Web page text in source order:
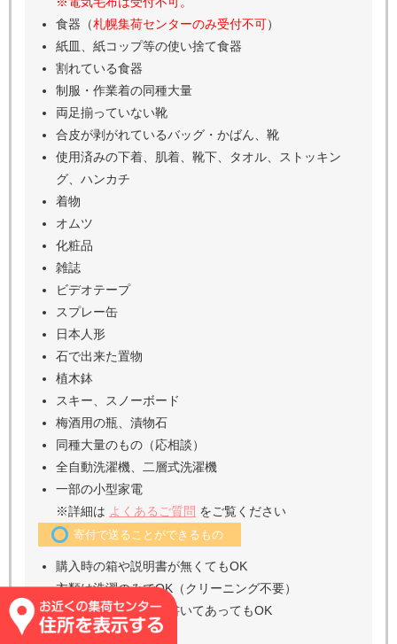
食器（札幌集荷センターのみ受付不可）
紙皿、紙コップ等の使い捨て食器
割れている食器
制服・作業着の同種大量
両足揃っていない靴
合皮が剥がれているバッグ・かばん、靴
使用済みの下着、肌着、靴下、タオル、ストッキン
グ、ハンカチ
着物
オムツ
化粧品
雑誌
ビデオテープ
スプレー缶
日本人形
石で出来た置物
植木鉢
スキー、スノーボード
梅酒用の瓶、漬物石
同種大量のもの（応相談）
全自動洗濯機、二層式洗濯機
一部の小型家電
※詳細は よくあるご質問 をご覧ください
寄付で送ることができるもの
購入時の箱や説明書が無くてもOK
衣類は洗濯のみでOK（クリーニング不要）
衣類のタグに名前が書いてあってもOK
ノーブランド大歓迎